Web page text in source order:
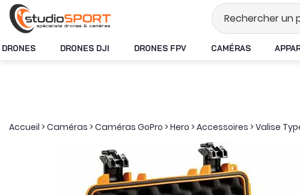
Stock en temps réel
DRONES DRONES DJI DRONES FPV CAMÉRAS
Accueil >Caméras >Caméras GoPro >Hero >Accessoires >Valise